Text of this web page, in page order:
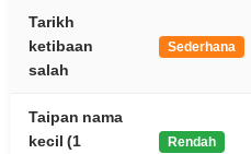
Tarikh
ketibaan
salah
Sederhana
Taipan nama
kecil (1
Rendah